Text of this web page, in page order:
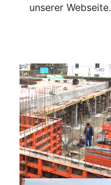
unserer Webseite.